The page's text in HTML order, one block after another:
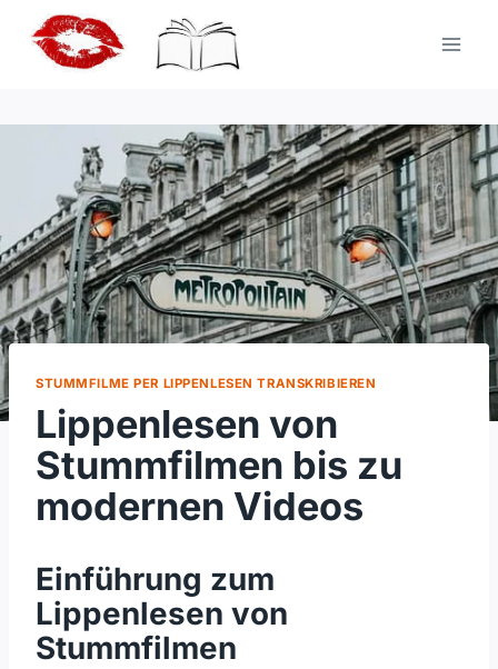
Inhalt
springen
STUMMFILME PER LIPPENLESEN TRANSKRIBIEREN
Lippenlesen von
Stummfilmen bis zu
modernen Videos
Einführung zum
Lippenlesen von
Stummfilmen